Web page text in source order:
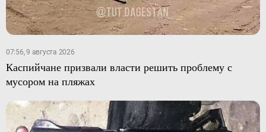
07:56, 9 августа 2026
Каспийчане призвали власти решить проблему с
мусором на пляжах